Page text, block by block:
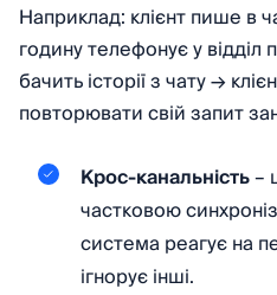
Наприклад: клієнт пише в
годину телефонує у
бачить історії з чату →
повторювати свій запит
Крос-канальність–
частковою
система реагує на
ігнорує інші.